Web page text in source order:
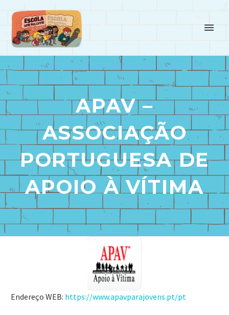
APAV –
ASSOCIAÇÃO
PORTUGUESA DE
APOIO À VÍTIMA
Endereço WEB: https://www.apavparajovens.pt/pt